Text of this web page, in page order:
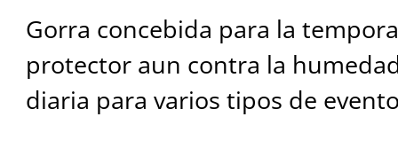
Gorra concebida para la
protector aun contra la
diaria para varios tipos de